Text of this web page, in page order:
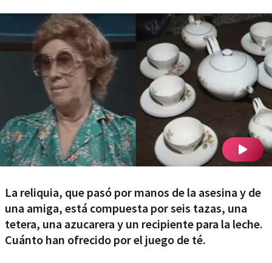
La reliquia, que pasó por manos de la asesina y de
una amiga, está compuesta por seis tazas, una
tetera, una azucarera y un recipiente para la leche.
Cuánto han ofrecido por el juego de té.